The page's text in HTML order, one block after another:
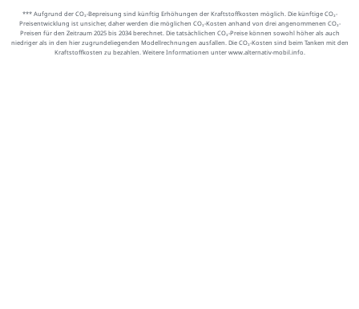
*** Aufgrund der CO₂-Bepreisung sind künftig Erhöhungen der Kraftstoffkosten möglich. Die künftige CO₂-
Preisentwicklung ist unsicher, daher werden die möglichen CO₂-Kosten anhand von drei angenommenen CO₂-
Preisen für den Zeitraum 2025 bis 2034 berechnet. Die tatsächlichen CO₂-Preise können sowohl höher als auch
niedriger als in den hier zugrundeliegenden Modellrechnungen ausfallen. Die CO₂-Kosten sind beim Tanken mit den
Kraftstoffkosten zu bezahlen. Weitere Informationen unter www.alternativ-mobil.info.